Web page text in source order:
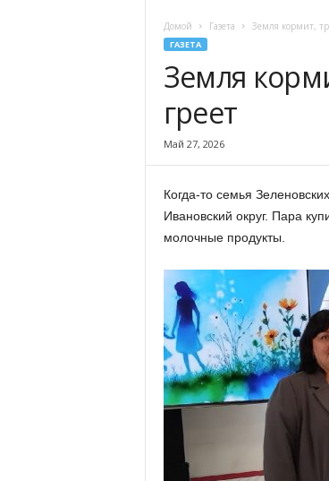
Домой Газета Земля кормит,
ГАЗЕТА
Земля
греет
Май 27, 2026
Когда-то семья
Ивановский округ. Пара
молочные продукты.